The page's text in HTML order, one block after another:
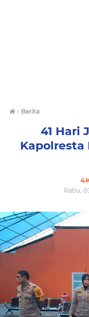
› Berita
41 Hari
Rabu,